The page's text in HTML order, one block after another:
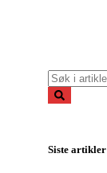
Siste artikler